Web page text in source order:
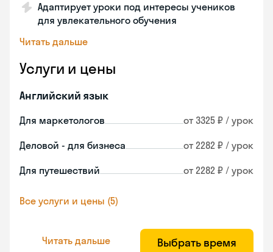
Адаптирует уроки под интересы учеников
для увлекательного обучения
Читать дальше
Услуги и цены
Английский язык
Для маркетологов от 3325 ₽ / урок
Деловой - для бизнеса от 2282 ₽ / урок
Для путешествий от 2282 ₽ / урок
Все услуги и цены (5)
Читать дальше Выбрать время